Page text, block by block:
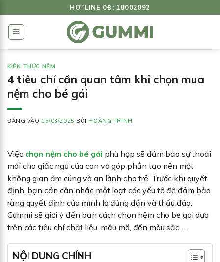
qua
dung
HOTLINE 0Đ: 18002092
KIẾN THỨC NỆM
4 tiêu chí cần quan tâm khi chọn mua
nệm cho bé gái
ĐĂNG VÀO 15/03/2025 BỞI HOÀNG TRINH
Việc chọn nệm cho bé gái phù hợp sẽ đảm bảo sự thoải
mái cho giấc ngủ của con và góp phần tạo nên một
không gian ấm cúng và an lành cho trẻ. Trước khi quyết
định, bạn cần cân nhắc một loạt các yếu tố để đảm bảo
rằng quyết định của mình là đúng đắn và thấu đáo.
Gummi sẽ giới ý đến bạn cách chọn nệm cho bé gái dựa
trên các tiêu chí chất liệu, mẫu mã, đến màu sắc,…
NỘI DUNG CHÍNH